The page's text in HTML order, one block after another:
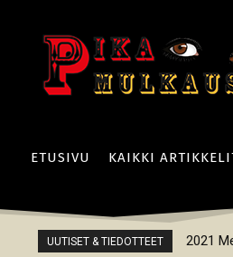
ETUSIVU KAIKKI
UUTISET & TIEDOTTEET 2021